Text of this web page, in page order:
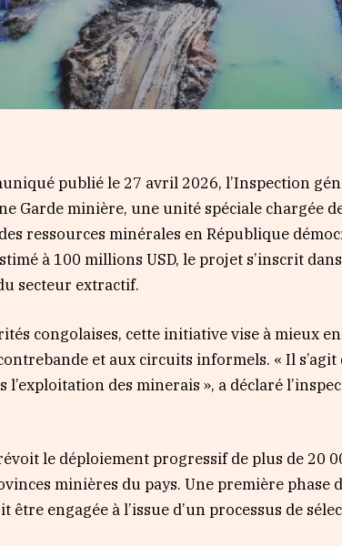
publié le 27 avril 2026, l’Inspection
Garde minière, une unité spéciale chargée
ressources minérales en République
à 100 millions USD, le projet s’inscrit
secteur extractif.
congolaises, cette initiative vise à mieux
et aux circuits informels. « Il
l’exploitation des minerais », a déclaré
le déploiement progressif de plus de 20
minières du pays. Une première
être engagée à l’issue d’un processus de